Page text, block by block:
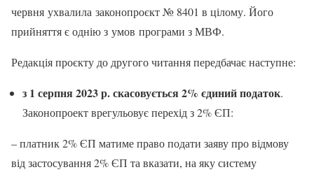
червня ухвалила законопроєкт № 8401 в цілому. Його
прийняття є однію з умов програми з МВФ.
Редакція проєкту до другого читання передбачає наступне:
з 1 серпня 2023 р. скасовується 2% єдиний податок.
Законопроект врегульовує перехід з 2% ЄП:
– платник 2% ЄП матиме право подати заяву про відмову
від застосування 2% ЄП та вказати, на яку систему